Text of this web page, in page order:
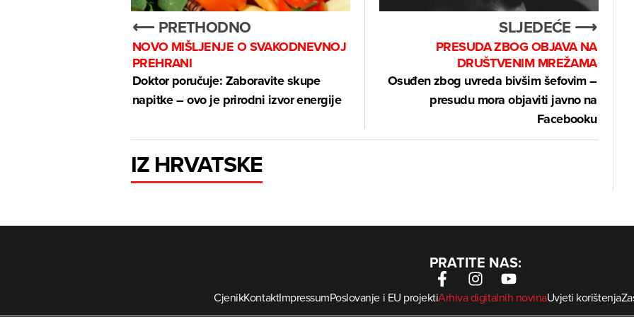
⟵ PRETHODNO
NOVO MIŠLJENJE O SVAKODNEVNOJ
PREHRANI
Doktor poručuje: Zaboravite skupe
napitke – ovo je prirodni izvor energije
SLJEDEĆE ⟶
PRESUDA ZBOG OBJAVA NA
DRUŠTVENIM MREŽAMA
Osuđen zbog uvreda bivšim šefovim –
presudu mora objaviti javno na
Facebooku
IZ HRVATSKE
PRATITE NAS:
CjenikKontaktImpressumPoslovanje i EU projektiArhiva digitalnih novinaUvjeti korištenja